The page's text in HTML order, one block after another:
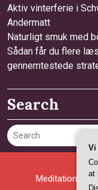
Aktiv vinterferie i
Andermatt
Naturligt smuk med
Sådan får du flere
gennemtestede
Search
Meditation
Vi
at